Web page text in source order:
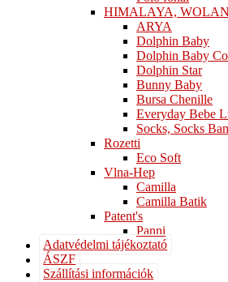
HIMALAYA,
ARYA
Dolphin Baby
Dolphin Baby
Dolphin Star
Bunny Baby
Bursa Chenille
Everyday Bebe
Socks, Socks
Rozetti
Eco Soft
Vlna-Hep
Camilla
Camilla Batik
Patent's
Panni
Adatvédelmi tájékoztató
ÁSZF
Szállítási információk